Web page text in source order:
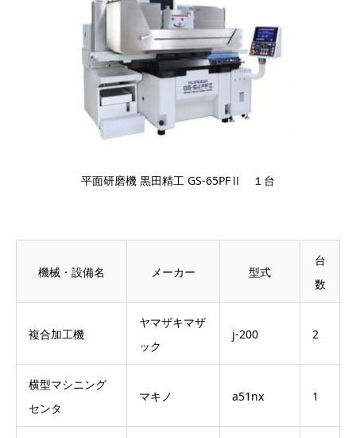
平面研磨機 黒田精工 GS-65PFⅡ １台
機械・設備名 メーカー 型式
台
数
複合加工機
ヤマザキマザ
ック
j-200 2
横型マシニング
センタ
マキノ a51nx 1